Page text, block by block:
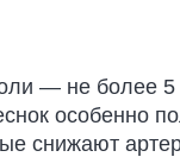
— не более 5
особенно
снижают